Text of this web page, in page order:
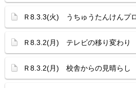
Ｒ8.3.3(火) うちゅうたんけんプ
Ｒ8.3.2(月) テレビの移り変わり
Ｒ8.3.2(月) 校舎からの見晴らし